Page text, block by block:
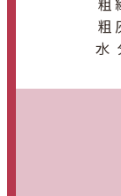
粗
粗
水